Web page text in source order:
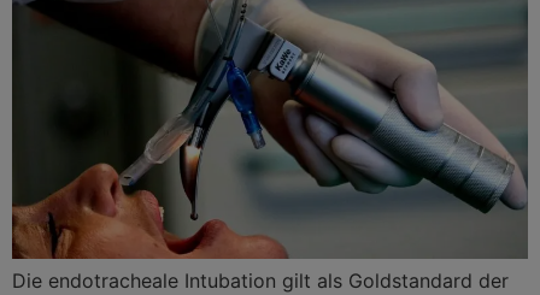
Die endotracheale Intubation gilt als Goldstandard der